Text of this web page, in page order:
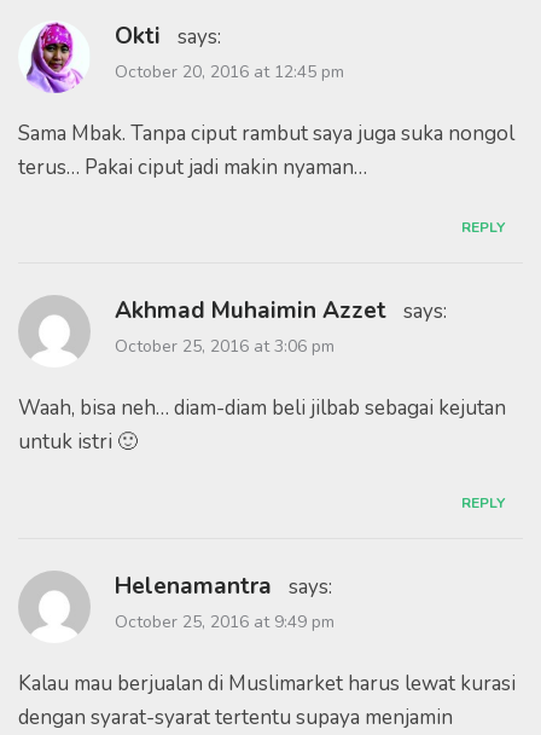
Okti says:
October 20, 2016 at 12:45 pm
Sama Mbak. Tanpa ciput rambut saya juga suka nongol
terus… Pakai ciput jadi makin nyaman…
REPLY
Akhmad Muhaimin Azzet says:
October 25, 2016 at 3:06 pm
Waah, bisa neh… diam-diam beli jilbab sebagai kejutan
untuk istri 🙂
REPLY
Helenamantra says:
October 25, 2016 at 9:49 pm
Kalau mau berjualan di Muslimarket harus lewat kurasi
dengan syarat-syarat tertentu supaya menjamin